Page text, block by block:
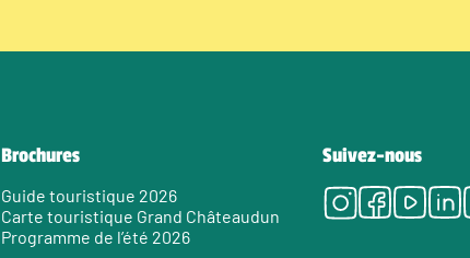
Brochures
Guide touristique 2026
Carte touristique Grand Châteaudun
Programme de l’été 2026
Suivez-nous